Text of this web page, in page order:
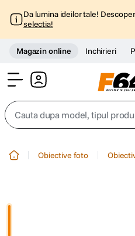
Da lumina ideilor tale!
selectia!
Magazin online Inchirieri
Cauta dupa model, tipul
Obiective foto